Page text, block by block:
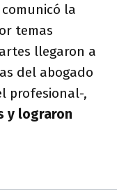
la
temas
llegaron a
del abogado
profesional-,
y lograron